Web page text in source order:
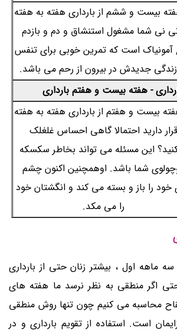
بیست و ششم از بارداری هفته به هفته
نی شما مشغول استنشاق و دم و بازدم
آمونیاک است که تمرین خوبی برای تنفس
جدیدش در بیرون از رحم می باشد.
بیست و هفتم از بارداری هفته به هفته
قرار دارید احتمالا گاهی احساس غلغلک
این مسئله می تواند بخاطر سکسکه
شما باشد. اوهمچنین اکنون چشم
خود را باز و بسته می کند و انگشتان خود
را می مکد.
ماهه اول ، بیشتر زنان حتی از بارداری
اگر منطقی به نظر نرسد ما هفته های
لقاح محاسبه می کنیم چون تنها روش منطقی
است. استفاده از تقویم بارداری و در